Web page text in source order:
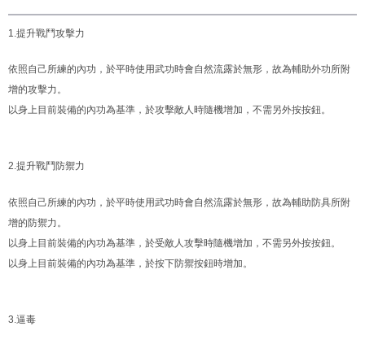
1.提升戰鬥攻擊力
依照自己所練的內功，於平時使用武功時會自然流露於無形，故為輔助外功所附
增的攻擊力。
以身上目前裝備的內功為基準，於攻擊敵人時隨機增加，不需另外按按鈕。
2.提升戰鬥防禦力
依照自己所練的內功，於平時使用武功時會自然流露於無形，故為輔助防具所附
增的防禦力。
以身上目前裝備的內功為基準，於受敵人攻擊時隨機增加，不需另外按按鈕。
以身上目前裝備的內功為基準，於按下防禦按鈕時增加。
3.逼毒